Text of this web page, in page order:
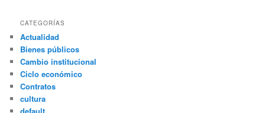
CATEGORÍAS
Actualidad
Bienes públicos
Cambio institucional
Ciclo económico
Contratos
cultura
default